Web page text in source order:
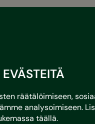
räätälöimiseen,
analysoimiseen.
täällä.